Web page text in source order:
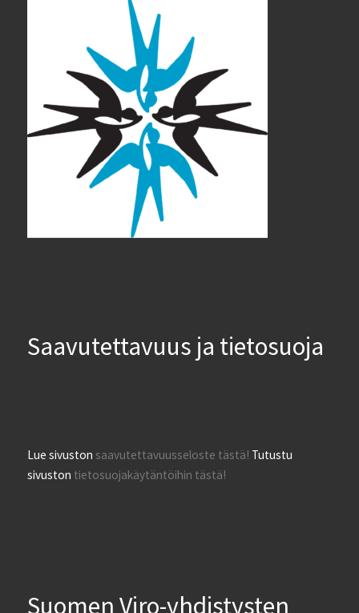
Saavutettavuus ja tietosuoja
Lue sivustonsaavutettavuusseloste tästä! Tutustu
sivuston tietosuojakäytäntöihin tästä!
Suomen Viro-yhdistysten